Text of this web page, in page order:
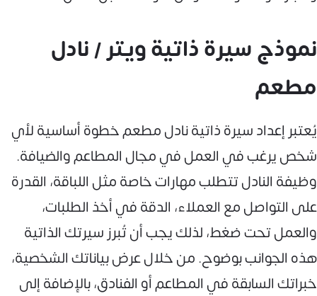
نموذج سيرة ذاتية ويتر / نادل
مطعم
يُعتبر إعداد سيرة ذاتية نادل مطعم خطوة أساسية لأي
شخص يرغب في العمل في مجال المطاعم والضيافة.
وظيفة النادل تتطلب مهارات خاصة مثل اللباقة، القدرة
على التواصل مع العملاء، الدقة في أخذ الطلبات،
والعمل تحت ضغط، لذلك يجب أن تُبرز سيرتك الذاتية
هذه الجوانب بوضوح. من خلال عرض بياناتك الشخصية،
خبراتك السابقة في المطاعم أو الفنادق، بالإضافة إلى